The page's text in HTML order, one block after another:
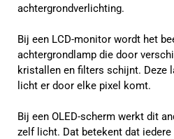
achtergrondverlichting.
Bij een LCD-monitor wordt het
achtergrondlamp die door
kristallen en filters schijnt. Deze
licht er door elke pixel komt.
Bij een OLED-scherm werkt dit
zelf licht. Dat betekent dat